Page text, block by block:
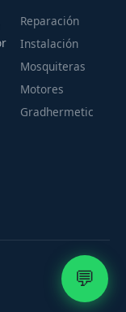
Reparación
Instalación
Mosquiteras
Motores
Gradhermetic
💬